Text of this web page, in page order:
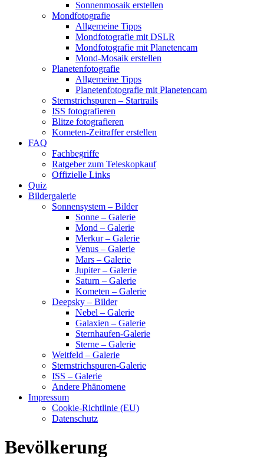
Sonnenmosaik erstellen
Mondfotografie
Allgemeine Tipps
Mondfotografie mit DSLR
Mondfotografie mit Planetencam
Mond-Mosaik erstellen
Planetenfotografie
Allgemeine Tipps
Planetenfotografie mit Planetencam
Sternstrichspuren – Startrails
ISS fotografieren
Blitze fotografieren
Kometen-Zeitraffer erstellen
FAQ
Fachbegriffe
Ratgeber zum Teleskopkauf
Offizielle Links
Quiz
Bildergalerie
Sonnensystem – Bilder
Sonne – Galerie
Mond – Galerie
Merkur – Galerie
Venus – Galerie
Mars – Galerie
Jupiter – Galerie
Saturn – Galerie
Kometen – Galerie
Deepsky – Bilder
Nebel – Galerie
Galaxien – Galerie
Sternhaufen-Galerie
Sterne – Galerie
Weitfeld – Galerie
Sternstrichspuren-Galerie
ISS – Galerie
Andere Phänomene
Impressum
Cookie-Richtlinie (EU)
Datenschutz
Bevölkerung